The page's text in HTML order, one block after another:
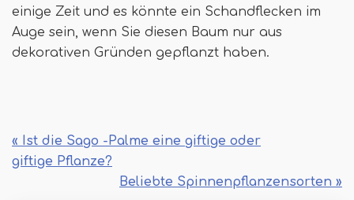
einige Zeit und es könnte ein Schandflecken im
Auge sein, wenn Sie diesen Baum nur aus
dekorativen Gründen gepflanzt haben.
« Ist die Sago -Palme eine giftige oder
giftige Pflanze?
Beliebte Spinnenpflanzensorten »